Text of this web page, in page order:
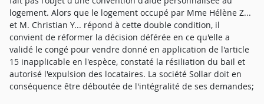
logement. Alors que le logement occupé par Mme Hélène Z...
et M. Christian Y... répond à cette double condition, il
convient de réformer la décision déférée en ce qu'elle a
validé le congé pour vendre donné en application de l'article
15 inapplicable en l'espèce, constaté la résiliation du bail et
autorisé l'expulsion des locataires. La société Sollar doit en
conséquence être déboutée de l'intégralité de ses demandes;